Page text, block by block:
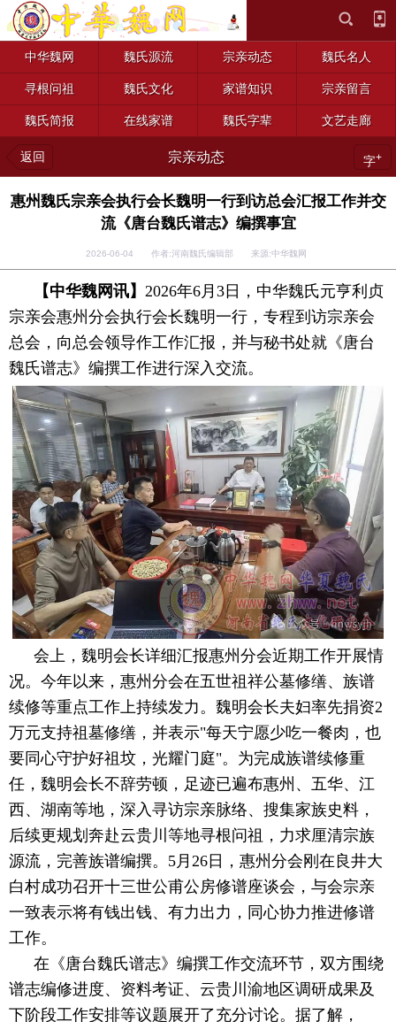
中华魏网 魏氏源流 宗亲动态 魏氏名人
寻根问祖 魏氏文化 家谱知识 宗亲留言
魏氏简报 在线家谱 魏氏字辈 文艺走廊
返回 宗亲动态 字+
惠州魏氏宗亲会执行会长魏明一行到访总会汇报工作并交
流《唐台魏氏谱志》编撰事宜
2026-06-04 作者:河南魏氏编辑部 来源:中华魏网
【中华魏网讯】 2026年6月3日，中华魏氏元亨利贞
宗亲会惠州分会执行会长魏明一行，专程到访宗亲会
总会，向总会领导作工作汇报，并与秘书处就《唐台
魏氏谱志》编撰工作进行深入交流。
会上，魏明会长详细汇报惠州分会近期工作开展情
况。今年以来，惠州分会在五世祖祥公墓修缮、族谱
续修等重点工作上持续发力。魏明会长夫妇率先捐资2
万元支持祖墓修缮，并表示"每天宁愿少吃一餐肉，也
要同心守护好祖坟，光耀门庭"。为完成族谱续修重
任，魏明会长不辞劳顿，足迹已遍布惠州、五华、江
西、湖南等地，深入寻访宗亲脉络、搜集家族史料，
后续更规划奔赴云贵川等地寻根问祖，力求厘清宗族
源流，完善族谱编撰。5月26日，惠州分会刚在良井大
白村成功召开十三世公甫公房修谱座谈会，与会宗亲
一致表示将有钱出钱、有力出力，同心协力推进修谱
工作。
在《唐台魏氏谱志》编撰工作交流环节，双方围绕
谱志编修进度、资料考证、云贵川渝地区调研成果及
下阶段工作安排等议题展开了充分讨论。据了解，